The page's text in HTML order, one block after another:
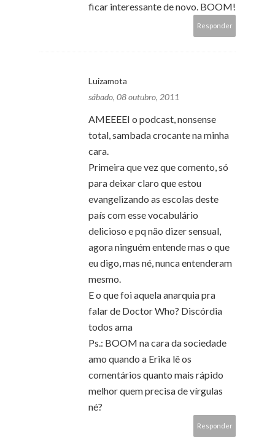
ficar interessante de novo. BOOM!
Responder
Luizamota
sábado, 08 outubro, 2011
AMEEEEI o podcast, nonsense
total, sambada crocante na minha
cara.
Primeira que vez que comento, só
para deixar claro que estou
evangelizando as escolas deste
país com esse vocabulário
delicioso e pq não dizer sensual,
agora ninguém entende mas o que
eu digo, mas né, nunca entenderam
mesmo.
E o que foi aquela anarquia pra
falar de Doctor Who? Discórdia
todos ama
Ps.: BOOM na cara da sociedade
amo quando a Erika lê os
comentários quanto mais rápido
melhor quem precisa de vírgulas
né?
Responder